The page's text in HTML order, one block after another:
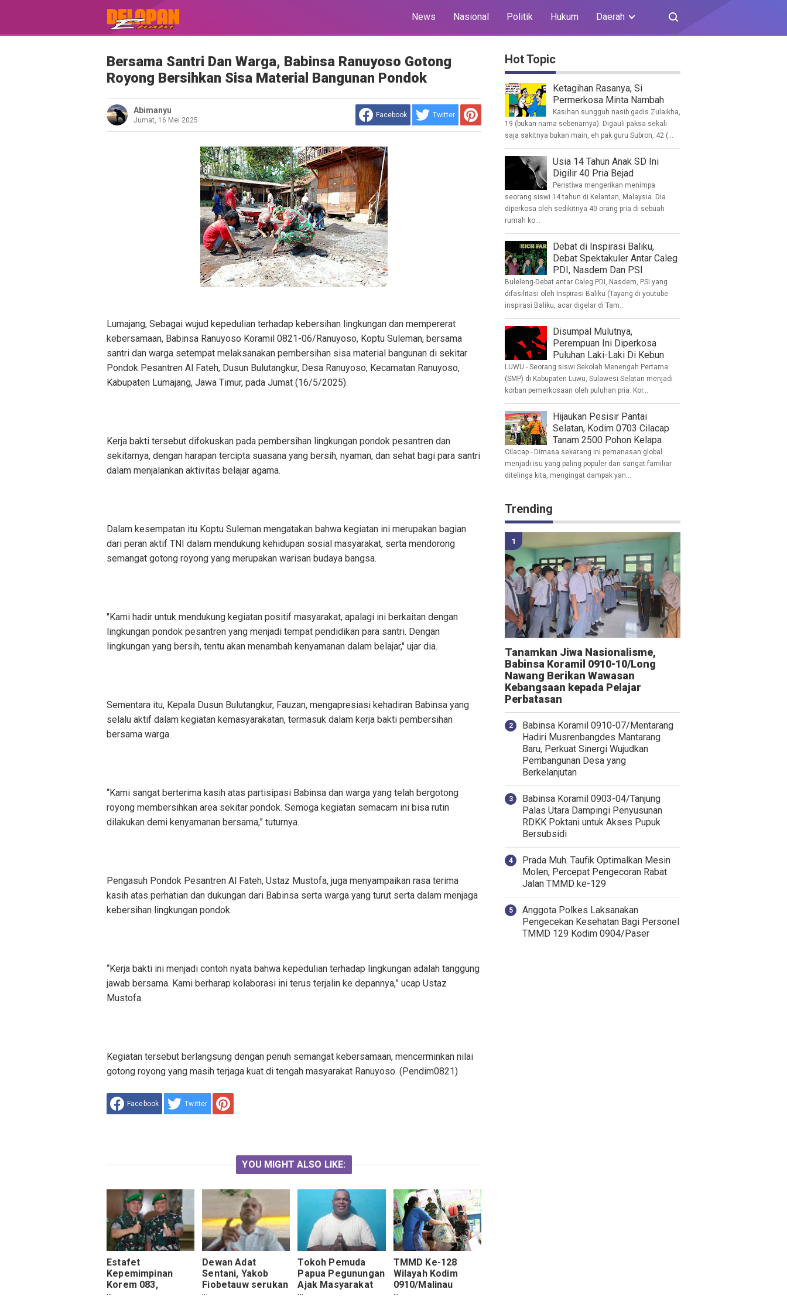
News Nasional Politik Hukum Daerah
Bersama Santri Dan Warga, Babinsa Ranuyoso Gotong
Royong Bersihkan Sisa Material Bangunan Pondok
Abimanyu
Jumat, 16 Mei 2025
Facebook Twitter
Lumajang, Sebagai wujud kepedulian terhadap kebersihan lingkungan dan mempererat
kebersamaan, Babinsa Ranuyoso Koramil 0821-06/Ranuyoso, Koptu Suleman, bersama
santri dan warga setempat melaksanakan pembersihan sisa material bangunan di sekitar
Pondok Pesantren Al Fateh, Dusun Bulutangkur, Desa Ranuyoso, Kecamatan Ranuyoso,
Kabupaten Lumajang, Jawa Timur, pada Jumat (16/5/2025).
Kerja bakti tersebut difokuskan pada pembersihan lingkungan pondok pesantren dan
sekitarnya, dengan harapan tercipta suasana yang bersih, nyaman, dan sehat bagi para santri
dalam menjalankan aktivitas belajar agama.
Dalam kesempatan itu Koptu Suleman mengatakan bahwa kegiatan ini merupakan bagian
dari peran aktif TNI dalam mendukung kehidupan sosial masyarakat, serta mendorong
semangat gotong royong yang merupakan warisan budaya bangsa.
"Kami hadir untuk mendukung kegiatan positif masyarakat, apalagi ini berkaitan dengan
lingkungan pondok pesantren yang menjadi tempat pendidikan para santri. Dengan
lingkungan yang bersih, tentu akan menambah kenyamanan dalam belajar," ujar dia.
Sementara itu, Kepala Dusun Bulutangkur, Fauzan, mengapresiasi kehadiran Babinsa yang
selalu aktif dalam kegiatan kemasyarakatan, termasuk dalam kerja bakti pembersihan
bersama warga.
“Kami sangat berterima kasih atas partisipasi Babinsa dan warga yang telah bergotong
royong membersihkan area sekitar pondok. Semoga kegiatan semacam ini bisa rutin
dilakukan demi kenyamanan bersama,” tuturnya.
Pengasuh Pondok Pesantren Al Fateh, Ustaz Mustofa, juga menyampaikan rasa terima
kasih atas perhatian dan dukungan dari Babinsa serta warga yang turut serta dalam menjaga
kebersihan lingkungan pondok.
“Kerja bakti ini menjadi contoh nyata bahwa kepedulian terhadap lingkungan adalah tanggung
jawab bersama. Kami berharap kolaborasi ini terus terjalin ke depannya,” ucap Ustaz
Mustofa.
Kegiatan tersebut berlangsung dengan penuh semangat kebersamaan, mencerminkan nilai
gotong royong yang masih terjaga kuat di tengah masyarakat Ranuyoso. (Pendim0821)
Facebook Twitter
YOU MIGHT ALSO LIKE:
Estafet
Kepemimpinan
Korem 083,
Tantangan Wilayah
Dewan Adat
Sentani, Yakob
Fiobetauw serukan
bahwa 1 Mei
Tokoh Pemuda
Papua Pegunungan
Ajak Masyarakat
Jaga Kamtibmas
TMMD Ke-128
Wilayah Kodim
0910/Malinau
Hadirkan Layanan
Hot Topic
Ketagihan Rasanya, Si
Permerkosa Minta Nambah
Kasihan sungguh nasib gadis Zulaikha,
19 (bukan nama sebenarnya). Digauli paksa sekali
saja sakitnya bukan main, eh pak guru Subron, 42 (...
Usia 14 Tahun Anak SD Ini
Digilir 40 Pria Bejad
Peristiwa mengerikan menimpa
seorang siswi 14 tahun di Kelantan, Malaysia. Dia
diperkosa oleh sedikitnya 40 orang pria di sebuah
rumah ko...
Debat di Inspirasi Baliku,
Debat Spektakuler Antar Caleg
PDI, Nasdem Dan PSI
Buleleng-Debat antar Caleg PDI, Nasdem, PSI yang
difasilitasi oleh Inspirasi Baliku (Tayang di youtube
inspirasi Baliku, acar digelar di Tam...
Disumpal Mulutnya,
Perempuan Ini Diperkosa
Puluhan Laki-Laki Di Kebun
LUWU - Seorang siswi Sekolah Menengah Pertama
(SMP) di Kabupaten Luwu, Sulawesi Selatan menjadi
korban pemerkosaan oleh puluhan pria. Kor...
Hijaukan Pesisir Pantai
Selatan, Kodim 0703 Cilacap
Tanam 2500 Pohon Kelapa
Cilacap - Dimasa sekarang ini pemanasan global
menjadi isu yang paling populer dan sangat familiar
ditelinga kita, mengingat dampak yan...
Trending
Tanamkan Jiwa Nasionalisme,
Babinsa Koramil 0910-10/Long
Nawang Berikan Wawasan
Kebangsaan kepada Pelajar
Perbatasan
Babinsa Koramil 0910-07/Mentarang
Hadiri Musrenbangdes Mantarang
Baru, Perkuat Sinergi Wujudkan
Pembangunan Desa yang
Berkelanjutan
‎Babinsa Koramil 0903-04/Tanjung
Palas Utara Dampingi Penyusunan
RDKK Poktani untuk Akses Pupuk
Bersubsidi
Prada Muh. Taufik Optimalkan Mesin
Molen, Percepat Pengecoran Rabat
Jalan TMMD ke-129
Anggota Polkes Laksanakan
Pengecekan Kesehatan Bagi Personel
TMMD 129 Kodim 0904/Paser